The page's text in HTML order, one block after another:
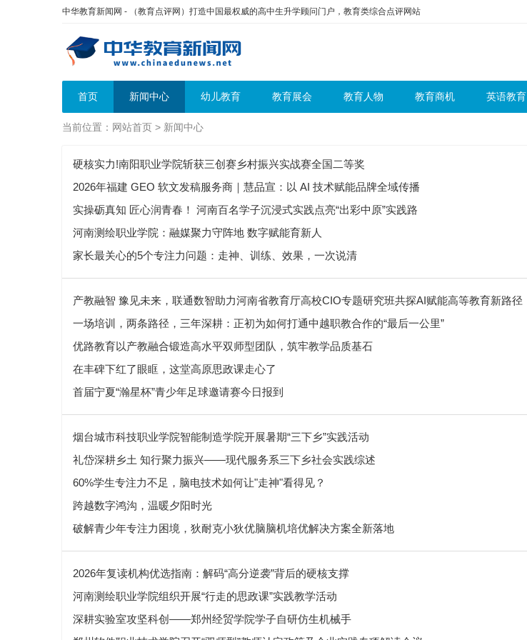
中华教育新闻网 - （教育点评网）打造中国最权威的高中生升学顾问门户，教育类综合点评网站
首页 新闻中心 幼儿教育 教育展会 教育人物 教育商机 英语教育
当前位置： 网站首页 > 新闻中心
硬核实力!南阳职业学院斩获三创赛乡村振兴实战赛全国二等奖
2026年福建 GEO 软文发稿服务商｜慧品宣：以 AI 技术赋能品牌全域传播
实操砺真知 匠心润青春！ 河南百名学子沉浸式实践点亮“出彩中原”实践路
河南测绘职业学院：融媒聚力守阵地 数字赋能育新人
家长最关心的5个专注力问题：走神、训练、效果，一次说清
产教融智 豫见未来，联通数智助力河南省教育厅高校CIO专题研究班共探AI赋能高等教育新路径
一场培训，两条路径，三年深耕：正初为如何打通中越职教合作的“最后一公里”
优路教育以产教融合锻造高水平双师型团队，筑牢教学品质基石
在丰碑下红了眼眶，这堂高原思政课走心了
首届宁夏“瀚星杯”青少年足球邀请赛今日报到
烟台城市科技职业学院智能制造学院开展暑期“三下乡”实践活动
礼岱深耕乡土 知行聚力振兴——现代服务系三下乡社会实践综述
60%学生专注力不足，脑电技术如何让"走神"看得见？
跨越数字鸿沟，温暖夕阳时光
破解青少年专注力困境，狄耐克小狄优脑脑机培优解决方案全新落地
2026年复读机构优选指南：解码“高分逆袭”背后的硬核支撑
河南测绘职业学院组织开展“行走的思政课”实践教学活动
深耕实验室攻坚科创——郑州经贸学院学子自研仿生机械手